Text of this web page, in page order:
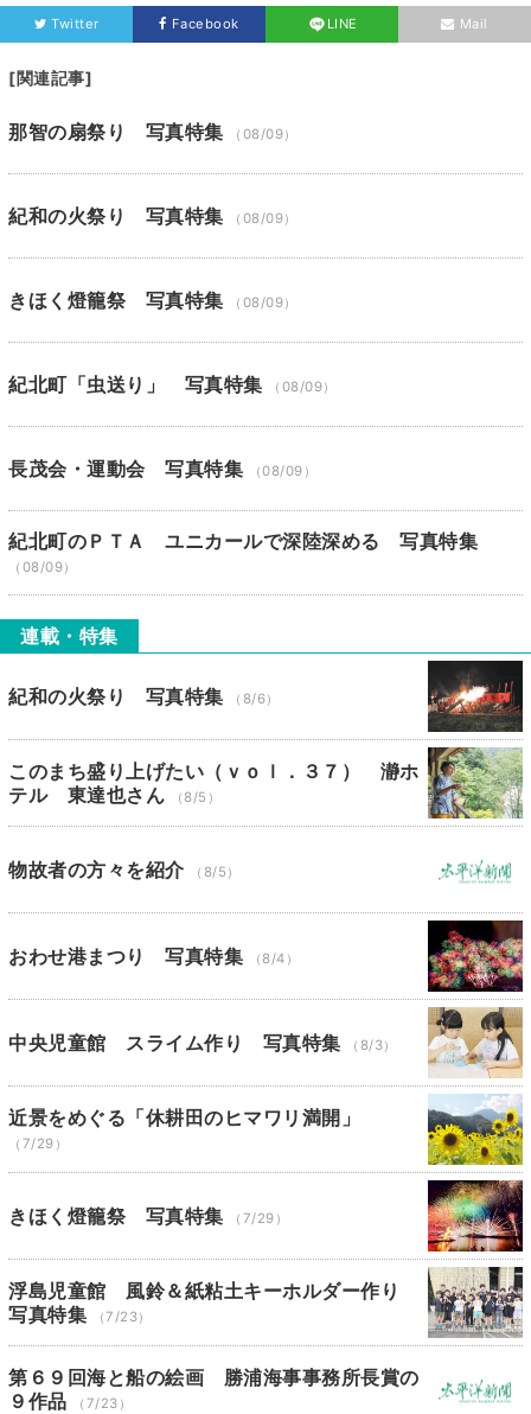
Twitter Facebook LINE Mail
[関連記事]
那智の扇祭り 写真特集 （08/09）
紀和の火祭り 写真特集 （08/09）
きほく燈籠祭 写真特集 （08/09）
紀北町「虫送り」 写真特集 （08/09）
長茂会・運動会 写真特集 （08/09）
紀北町のＰＴＡ ユニカールで深陸深める 写真特集
（08/09）
連載・特集
紀和の火祭り 写真特集 （8/6）
このまち盛り上げたい（ｖｏｌ．３７） 瀞ホ
テル 東達也さん
（8/5）
物故者の方々を紹介 （8/5）
おわせ港まつり 写真特集 （8/4）
中央児童館 スライム作り 写真特集 （8/3）
近景をめぐる「休耕田のヒマワリ満開」
（7/29）
きほく燈籠祭 写真特集 （7/29）
浮島児童館 風鈴＆紙粘土キーホルダー作り
写真特集
（7/23）
第６９回海と船の絵画 勝浦海事事務所長賞の
９作品
（7/23）